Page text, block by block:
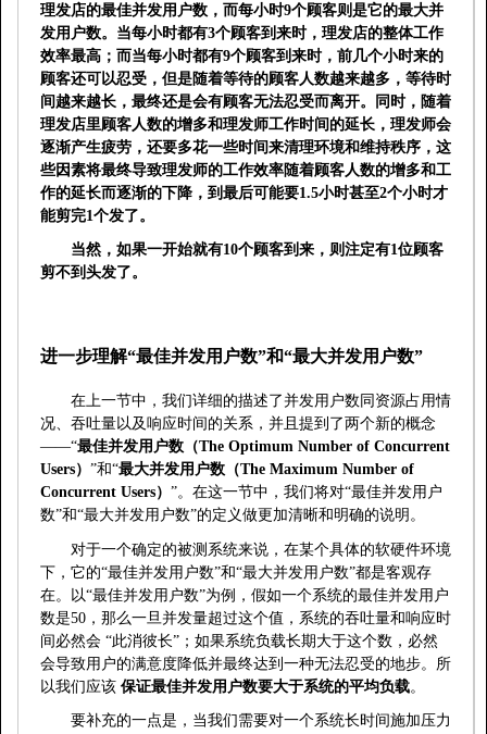
理发店的最佳并发用户数，而每小时9个顾客则是它的最大并
发用户数。当每小时都有3个顾客到来时，理发店的整体工作
效率最高；而当每小时都有9个顾客到来时，前几个小时来的
顾客还可以忍受，但是随着等待的顾客人数越来越多，等待时
间越来越长，最终还是会有顾客无法忍受而离开。同时，随着
理发店里顾客人数的增多和理发师工作时间的延长，理发师会
逐渐产生疲劳，还要多花一些时间来清理环境和维持秩序，这
些因素将最终导致理发师的工作效率随着顾客人数的增多和工
作的延长而逐渐的下降，到最后可能要1.5小时甚至2个小时才
能剪完1 个发了。
当然，如果一开始就有10个顾客到来，则注定有1位顾客
剪不到头发了。
进一步理解“最佳并发用户数”和“最大并发用户数”
在上一节中，我们详细的描述了并发用户数同资源占用情
况、吞吐量以及响应时间的关系，并且提到了两个新的概念
——“最佳并发用户数（The Optimum Number of Concurrent
Users） ”和“最大并发用户数（The Maximum Number of
Concurrent Users） ”。在这一节中，我们将对“最佳并发用户
数”和“最大并发用户数”的定义做更加清晰和明确的说明。
对于一个确定的被测系统来说，在某个具体的软硬件环境
下，它的“最佳并发用户数”和“最大并发用户数”都是客观存
在。以“最佳并发用户数”为例，假如一个系统的最佳并发用户
数是50 ，那么一旦并发量超过这个值，系统的吞吐量和响应时
间必然会 “此消彼长”；如果系统负载长期大于这个数，必然
会导致用户的满意度降低并最终达到一种无法忍受的地步。所
以我们应该 保证最佳并发用户数要大于系统的平均负载。
要补充的一点是，当我们需要对一个系统长时间施加压力